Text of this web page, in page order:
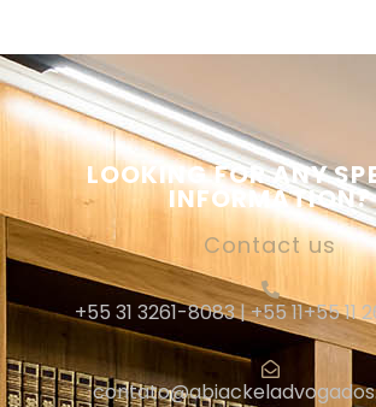
LOOKING FOR ANY
INFORMATION?
Contact us
+55 31 3261-8083 | +55 11+55 11